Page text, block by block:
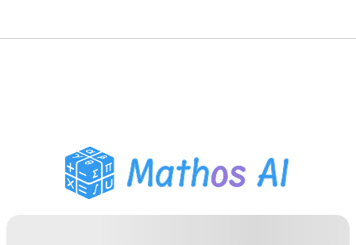
Pembantu PR PDF
Alat Belajar